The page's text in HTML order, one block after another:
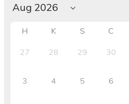
H K S C
27 28 29 30
3 4 5 6